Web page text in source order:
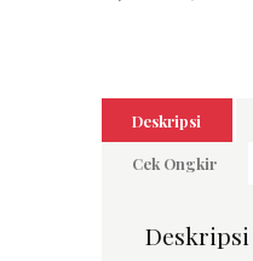
Deskripsi
Cek Ongkir
Deskripsi